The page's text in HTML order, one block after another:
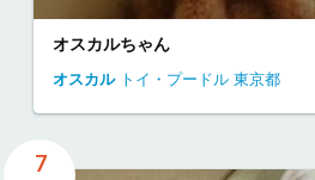
オスカルちゃん
オスカル トイ・プードル 東京都
7